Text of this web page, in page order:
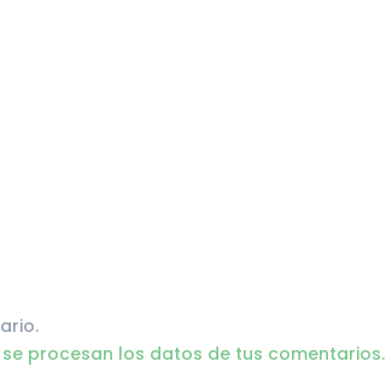
procesan los datos de tus comentarios.